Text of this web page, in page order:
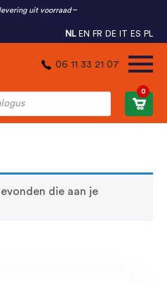
uit voorraad
NL EN FR DE IT ES PL
06 11 33 21 07
0
die aan je